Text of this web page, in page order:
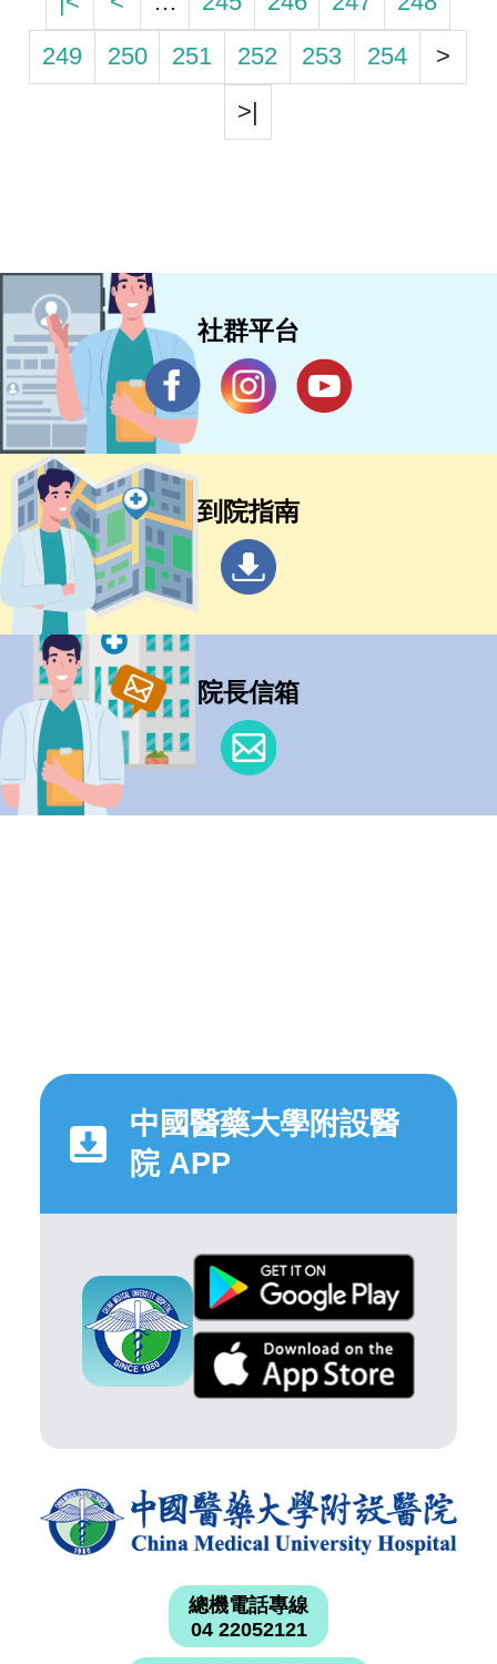
249
250 251 252 253 254
>
>|
社群平台
到院指南
院長信箱
中國醫藥大學附設醫
院 APP
總機電話專線
04 22052121